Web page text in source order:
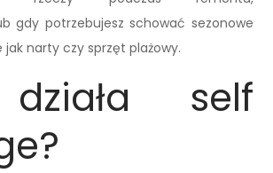
gdy potrzebujesz schować sezonowe
narty czy sprzęt plażowy.
self